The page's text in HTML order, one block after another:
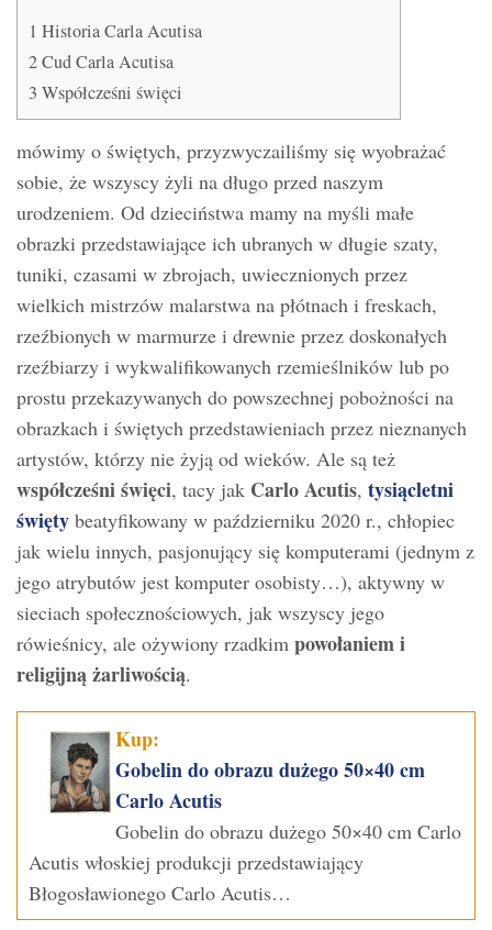
1 Historia Carla Acutisa
2Cud Carla Acutisa
3 Współcześni święci
mówimy o świętych, przyzwyczailiśmy się wyobrażać
sobie, że wszyscy żyli na długo przed naszym
urodzeniem. Od dzieciństwa mamy na myśli małe
obrazki przedstawiające ich ubranych w długie szaty,
tuniki, czasami w zbrojach, uwiecznionych przez
wielkich mistrzów malarstwa na płótnach i freskach,
rzeźbionych w marmurze i drewnie przez doskonałych
rzeźbiarzy i wykwalifikowanych rzemieślników lub po
prostu przekazywanych do powszechnej pobożności na
obrazkach i świętych przedstawieniach przez nieznanych
artystów, którzy nie żyją od wieków. Ale są też
współcześni święci, tacy jak Carlo Acutis, tysiącletni
święty beatyfikowany w październiku 2020 r., chłopiec
jak wielu innych, pasjonujący się komputerami (jednym z
jego atrybutów jest komputer osobisty…), aktywny w
sieciach społecznościowych, jak wszyscy jego
rówieśnicy, ale ożywiony rzadkim powołaniem i
religijną żarliwością.
Kup:
Gobelin do obrazu dużego 50×40 cm
Carlo Acutis
Gobelin do obrazu dużego 50×40 cm Carlo
Acutis włoskiej produkcji przedstawiający
Błogosławionego Carlo Acutis…